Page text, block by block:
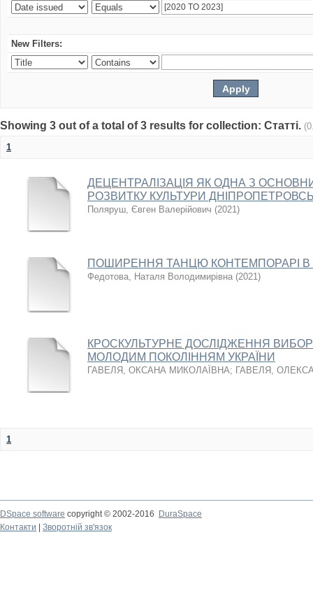
New Filters:
Showing 3 out of a total of 3 results for collection: Статті.
1
ДЕЦЕНТРАЛІЗАЦІЯ ЯК ОДНА З
РОЗВИТКУ КУЛЬТУРИ
Поляруш, Євген Валерійович (2021)
ПОШИРЕННЯ ТАНЦЮ КОНТЕМПОРАРІ В
Федотова, Наталя Володимирівна (2021)
КРОСКУЛЬТУРНЕ ДОСЛІДЖЕННЯ
МОЛОДИМ ПОКОЛІННЯМ УКРАЇНИ
ГАВЕЛЯ, ОКСАНА МИКОЛАЇВНА; ГАВЕЛЯ,
1
DSpace software copyright © 2002-2016
DuraSpace
Контакти
Зворотній зв'язок